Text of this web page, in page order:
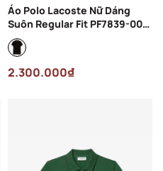
Áo Polo Lacoste Nữ Dáng
Suôn Regular Fit PF7839-00-
031 Màu Đen
2.300.000₫